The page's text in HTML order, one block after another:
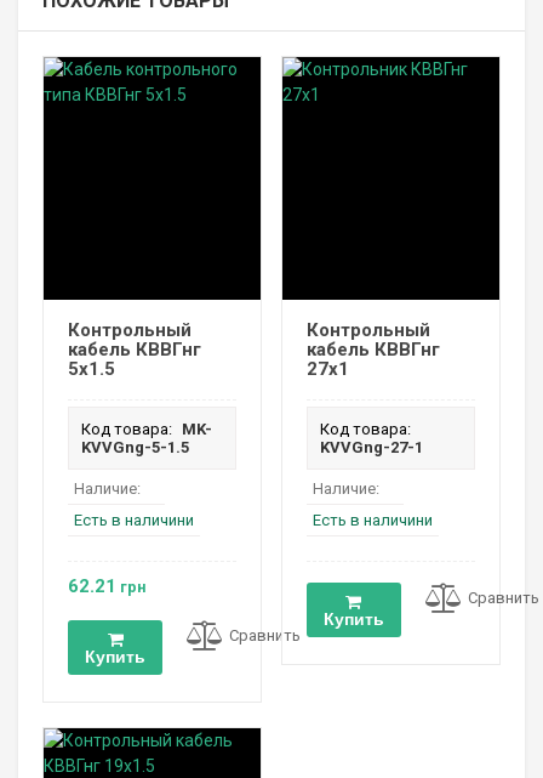
Контрольный
кабель КВВГнг
5х1.5
Код товара: MK-
KVVGng-5-1.5
Наличие:
Есть в наличини
62.21 грн
Купить
Сравнить
Контрольный
кабель КВВГнг
27х1
Код товара:
KVVGng-27-1
Наличие:
Есть в наличини
Купить
Сравнить